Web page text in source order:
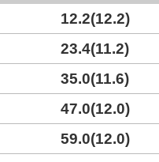
12.2(12.2)
23.4(11.2)
35.0(11.6)
47.0(12.0)
59.0(12.0)